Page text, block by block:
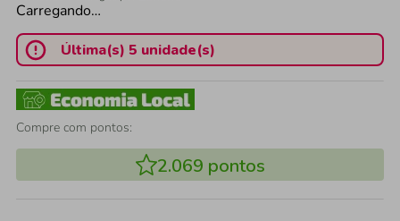
Carregando…
Última(s) 5 unidade(s)
Compre com pontos:
2.069 pontos